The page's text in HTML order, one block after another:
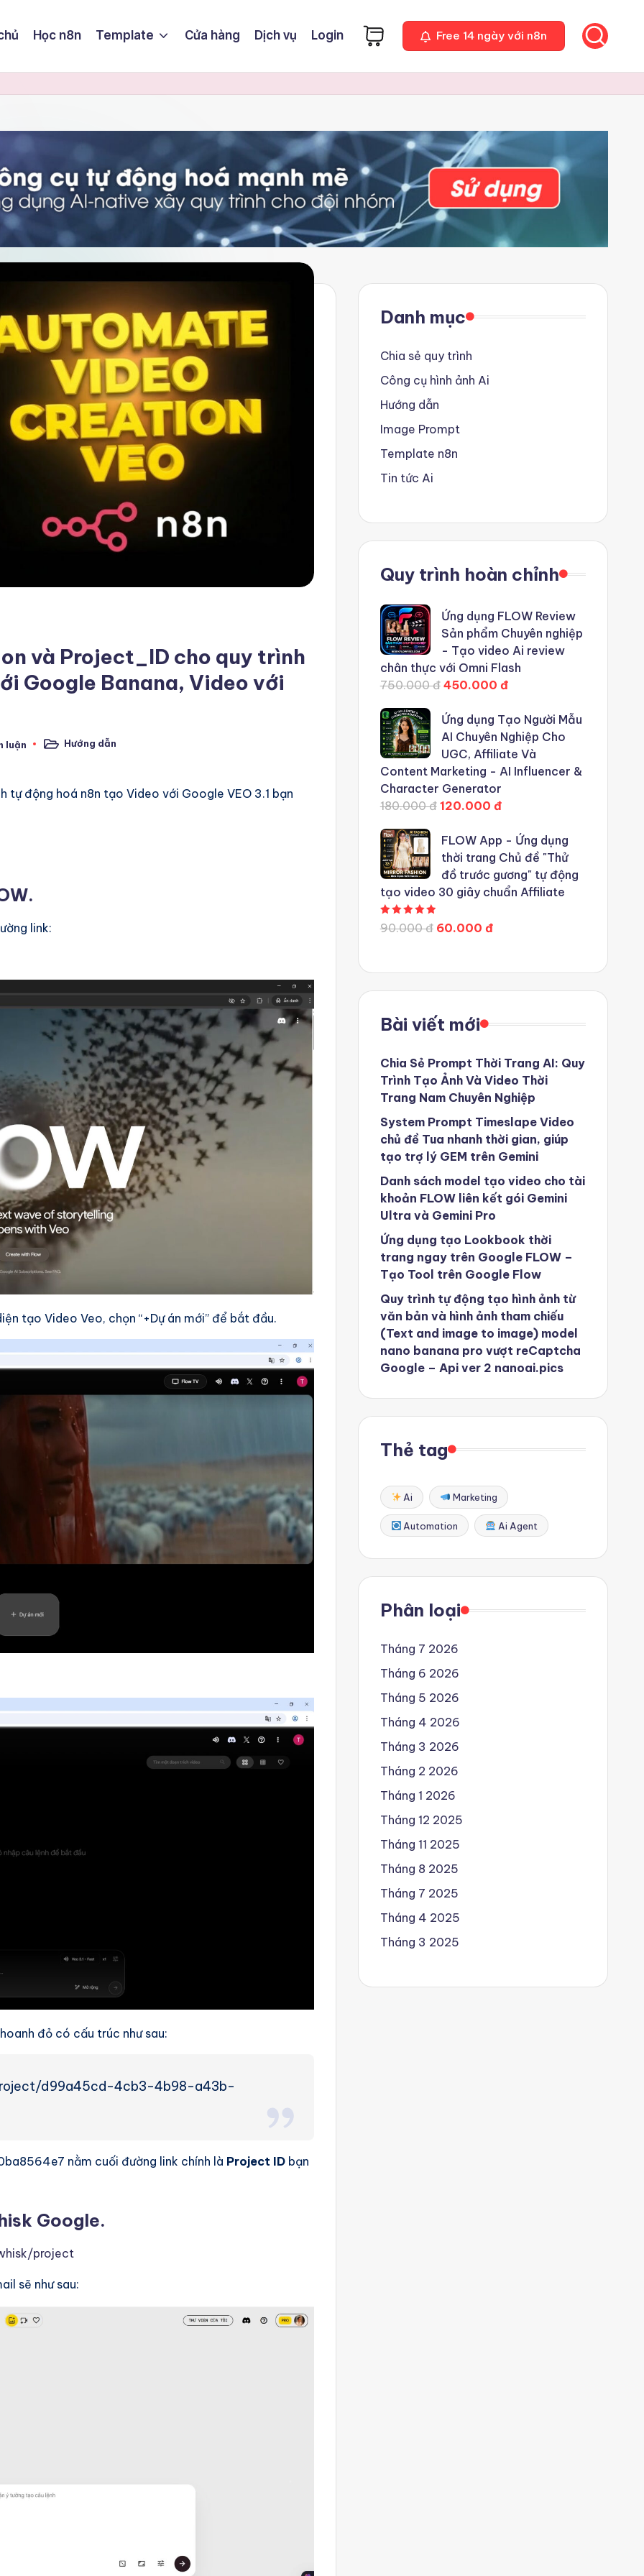
Học n8n Template Cửa hàng Dịch vụ Login Free 14 ngày với n8n
và Project_ID cho quy trình
Google Banana, Video với
luận
PostedHướng dẫn
động hoá n8n tạo Video với Google VEO 3.1 bạn
link:
tạo Video Veo, chọn “+Dự án mới” để bắt đầu.
đỏ có cấu trúc như sau:
d99a45cd-4cb3-4b98-a43b-
nằm cuối đường link chính là Project ID bạn
Google.
project
sẽ như sau:
Danh mục
Chia sẻ quy trình
Công cụ hình ảnh Ai
Hướng dẫn
Image Prompt
Template n8n
Tin tức Ai
Quy trình hoàn chỉnh
Ứng dụng FLOW Review
Sản phẩm Chuyên nghiệp
- Tạo video Ai review
chân thực với Omni Flash
750.000 đ 450.000 đ
Ứng dụng Tạo Người Mẫu
AI Chuyên Nghiệp Cho
UGC, Affiliate Và
Content Marketing - AI Influencer &
Character Generator
180.000 đ 120.000 đ
FLOW App - Ứng dụng
thời trang Chủ đề "Thử
đồ trước gương" tự động
tạo video 30 giây chuẩn Affiliate
90.000 đ 60.000 đ
Bài viết mới
Chia Sẻ Prompt Thời Trang AI: Quy
Trình Tạo Ảnh Và Video Thời
Trang Nam Chuyên Nghiệp
System Prompt Timeslape Video
chủ đề Tua nhanh thời gian, giúp
tạo trợ lý GEM trên Gemini
Danh sách model tạo video cho tài
khoản FLOW liên kết gói Gemini
Ultra và Gemini Pro
Ứng dụng tạo Lookbook thời
trang ngay trên Google FLOW –
Tạo Tool trên Google Flow
Quy trình tự động tạo hình ảnh từ
văn bản và hình ảnh tham chiếu
(Text and image to image) model
nano banana pro vượt reCaptcha
Google – Api ver 2 nanoai.pics
Thẻ tag
Ai Marketing
Automation Ai Agent
Phân loại
Tháng 7 2026
Tháng 6 2026
Tháng 5 2026
Tháng 4 2026
Tháng 3 2026
Tháng 2 2026
Tháng 1 2026
Tháng 12 2025
Tháng 11 2025
Tháng 8 2025
Tháng 7 2025
Tháng 4 2025
Tháng 3 2025